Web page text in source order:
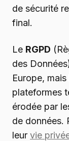
de sécurité
final.
Le RGPD
des
Europe,
plateformes
érodée par
de données.
leur vie